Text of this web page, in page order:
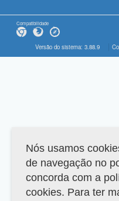
Compatibilidade
Versão do sistema: 3.88.9
Nós usamos
de navegação no
concorda com a
cookies. Para ter